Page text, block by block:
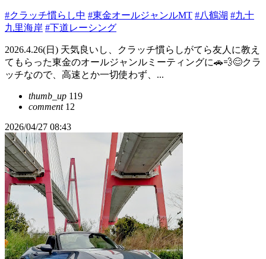
#クラッチ慣らし中 #東金オールジャンルMT #八鶴湖 #九十
九里海岸 #下道レーシング
2026.4.26(日) 天気良いし、クラッチ慣らしがてら友人に教え
てもらった東金のオールジャンルミーティングに🚗💨😊クラ
ッチなので、高速とか一切使わず、...
thumb_up 119
comment12
2026/04/27 08:43